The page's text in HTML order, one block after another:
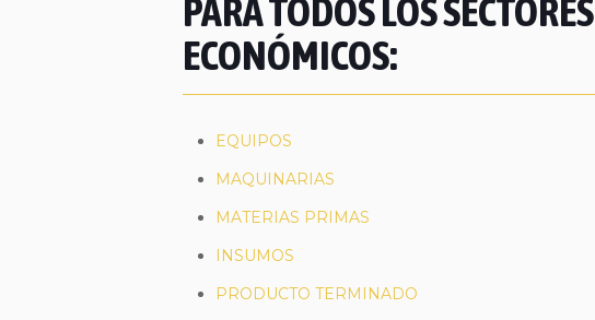
PARA TODOS LOS SECTORES
ECONÓMICOS:
EQUIPOS
MAQUINARIAS
MATERIAS PRIMAS
INSUMOS
PRODUCTO TERMINADO